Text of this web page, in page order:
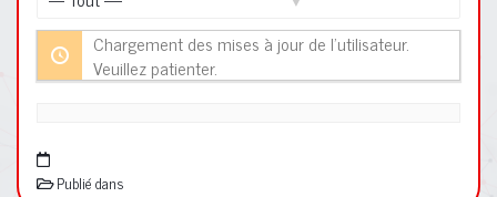
par
activité:
Chargement des mises à jour de l’utilisateur.
Veuillez patienter.
Publié dans